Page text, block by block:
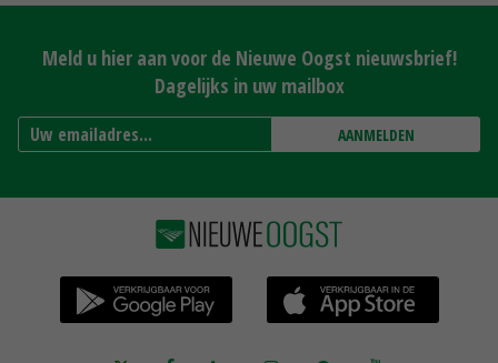
Meld u hier aan voor de Nieuwe Oogst nieuwsbrief!
Dagelijks in uw mailbox
AANMELDEN